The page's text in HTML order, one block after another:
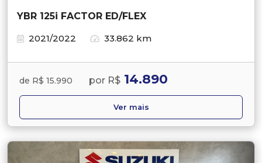
YBR 125i FACTOR ED/FLEX
2021/2022
33.862 km
de R$ 15.990 por R$ 14.890
Ver mais